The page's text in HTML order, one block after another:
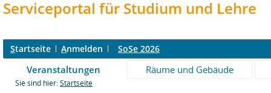
Serviceportal für Studium und Lehre
Startseite Anmelden SoSe 2026
Veranstaltungen Räume und Gebäude
Sie sind hier: Startseite